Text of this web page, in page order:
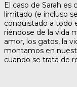
El caso de Sarah
limitado (e incluso
conquistado a todo
riéndose de la vida
amor, los gatos, la
montamos en
cuando se trata de